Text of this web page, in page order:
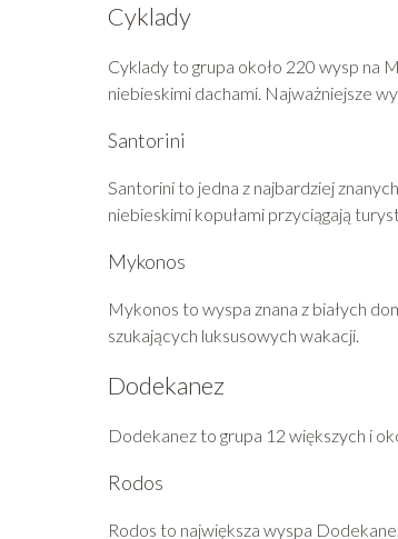
Cyklady
Cyklady to grupa około 220 wysp na
niebieskimi dachami. Najważniejsze
Santorini
Santorini to jedna z najbardziej
niebieskimi kopułami przyciągają
Mykonos
Mykonos to wyspa znana z białych
szukających luksusowych wakacji.
Dodekanez
Dodekanez to grupa 12 większych i
Rodos
Rodos to największa wyspa